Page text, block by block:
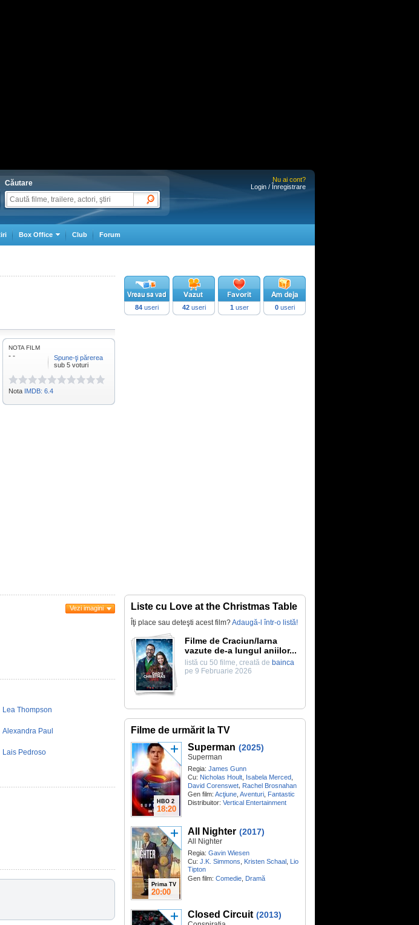
Căutare
Nu ai cont?
Login / Înregistrare
Box Office Club Forum
NOTA FILM
- -
Spune-ţi părerea
sub 5 voturi
Nota IMDB: 6.4
84 useri 42useri 1 user 0useri
Vezi imagini
Lea Thompson
Alexandra Paul
Lais Pedroso
Liste cu Love at the Christmas Table
Îţi place sau deteşti acest film?Adaugă-l într-o listă!
Filme de Craciun/Iarna
vazute de-a lungul aniilor...
listă cu 50 filme, creată de bainca
pe 9 Februarie 2026
Filme de urmărit la TV
HBO 2
18:20
Superman (2025)
Superman
Regia: James Gunn
Cu: Nicholas Hoult Isabela Merced
David Corenswet, Rachel Brosnahan
Gen film: Acţiune Aventuri Fantastic
Distribuitor: Vertical Entertainment
Prima TV
20:00
All Nighter (2017)
All Nighter
Regia: Gavin Wiesen
Cu: J.K. Simmons Kristen Schaal Lio
Tipton
Gen film: Comedie Dramă
Closed Circuit (2013)